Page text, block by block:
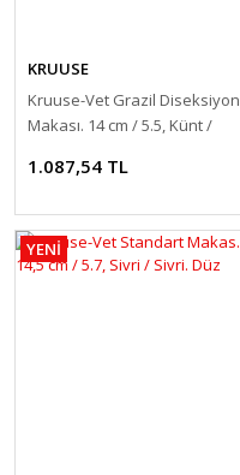
KRUUSE
Kruuse-Vet Grazil Diseksiyon
Makası. 14 cm / 5.5, Künt /
1.087,54 TL
YENİ